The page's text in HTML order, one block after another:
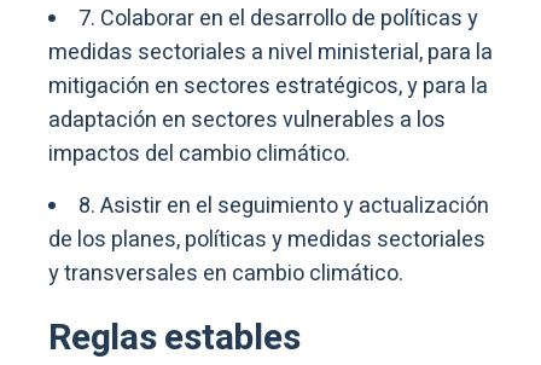
7. Colaborar en el desarrollo de políticas y
medidas sectoriales a nivel ministerial, para la
mitigación en sectores estratégicos, y para la
adaptación en sectores vulnerables a los
impactos del cambio climático.
8. Asistir en el seguimiento y actualización
de los planes, políticas y medidas sectoriales
y transversales en cambio climático.
Reglas estables